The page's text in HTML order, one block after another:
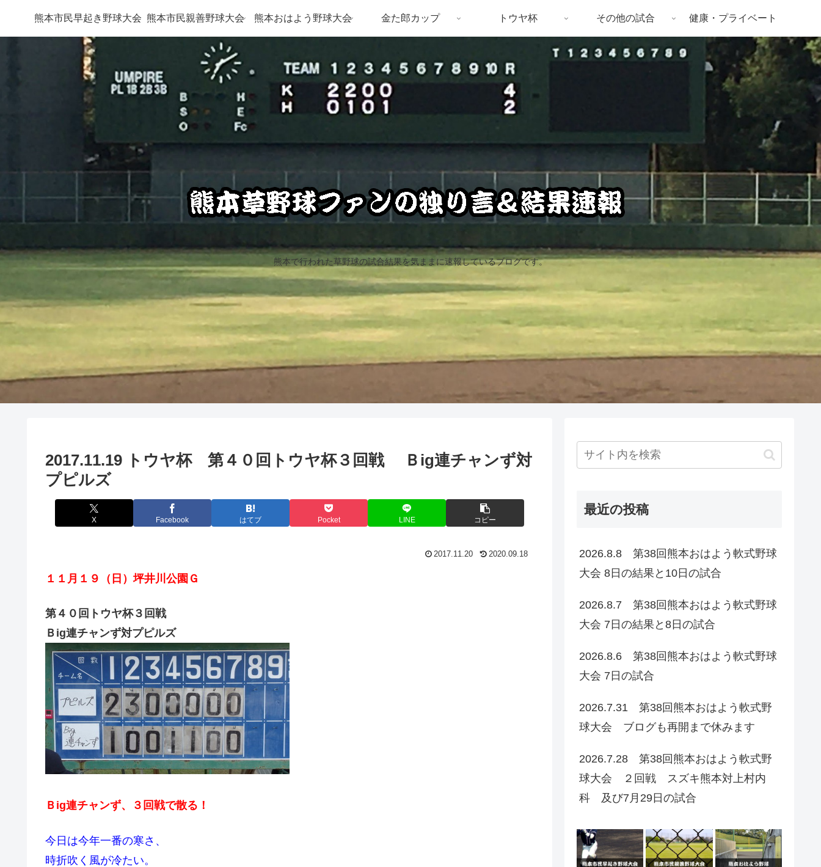
熊本で行われた草野球の試合結果を気ままに速報しているブログです。
熊本市民早起き野球大会 熊本市民親善野球大会 熊本おはよう野球大会 金た郎カップ トウヤ杯 その他の試合 健康・プライベート
2017.11.19 トウヤ杯 第４０回トウヤ杯３回戦 Ｂig連チャンず対
プピルズ
X Facebook はてブ Pocket LINE コピー
2017.11.20 2020.09.18
１１月１９（日）坪井川公園Ｇ
第４０回トウヤ杯３回戦
Ｂig連チャンず対プピルズ
Ｂig連チャンず、３回戦で散る！
今日は今年一番の寒さ、
時折吹く風が冷たい。
最近の投稿
2026.8.8 第38回熊本おはよう軟式野球
大会 8日の結果と10日の試合
2026.8.7 第38回熊本おはよう軟式野球
大会 7日の結果と8日の試合
2026.8.6 第38回熊本おはよう軟式野球
大会 7日の試合
2026.7.31 第38回熊本おはよう軟式野
球大会 ブログも再開まで休みます
2026.7.28 第38回熊本おはよう軟式野
球大会 ２回戦 スズキ熊本対上村内
科 及び7月29日の試合